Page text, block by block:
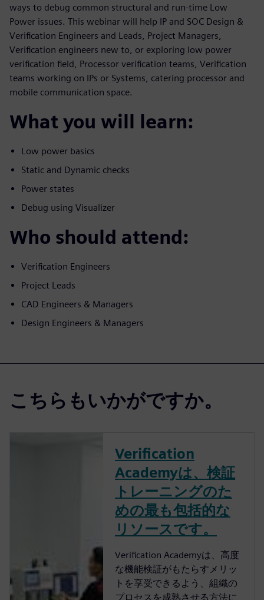
ways to debug common structural and run-time Low
Power issues. This webinar will help IP and SOC Design &
Verification Engineers and Leads, Project Managers,
Verification engineers new to, or exploring low power
verification field, Processor verification teams, Verification
teams working on IPs or Systems, catering processor and
mobile communication space.
What you will learn:
Low power basics
Static and Dynamic checks
Power states
Debug using Visualizer
Who should attend:
Verification Engineers
Project Leads
CAD Engineers & Managers
Design Engineers & Managers
こちらもいかがですか。
Verification
Academyは、検証
トレーニングのた
めの最も包括的な
リソースです。
Verification Academyは、高度
な機能検証がもたらすメリッ
トを享受できるよう、組織の
プロセスを成熟させる方法に